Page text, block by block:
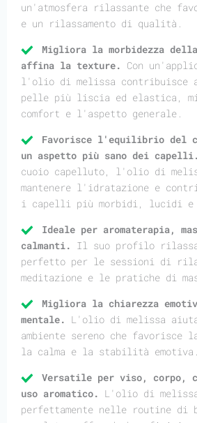
un'atmosfera rilassante che
e un rilassamento di qualità.
Migliora la morbidezza
affina la texture. Con
l'olio di melissa contribuisce
pelle più liscia ed elastica,
comfort e l'aspetto generale.
Favorisce l'equilibrio del
un aspetto più sano dei capelli.
cuoio capelluto, l'olio di
mantenere l'idratazione e
i capelli più morbidi, lucidi
Ideale per aromaterapia,
calmanti. Il suo profilo
perfetto per le sessioni di
meditazione e le pratiche di
Migliora la chiarezza
mentale. L'olio di melissa
ambiente sereno che favorisce
la calma e la stabilità emotiva.
Versatile per viso, corpo,
uso aromatico. L'olio di
perfettamente nelle routine di